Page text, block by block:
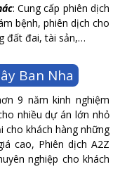
: Cung cấp phiên dịch
bệnh, phiên dịch cho
đất đai, tài sản,…
Ban Nha
9 năm kinh nghiệm
nhiều dự án lớn nhỏ
khách hàng những
cao, Phiên dịch A2Z
nghiệp cho khách